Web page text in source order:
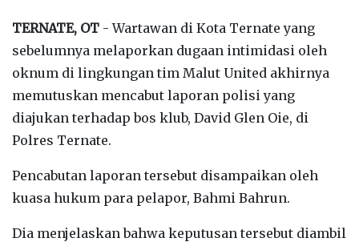
TERNATE, OT - Wartawan di Kota Ternate yang
sebelumnya melaporkan dugaan intimidasi oleh
oknum di lingkungan tim Malut United akhirnya
memutuskan mencabut laporan polisi yang
diajukan terhadap bos klub, David Glen Oie, di
Polres Ternate.
Pencabutan laporan tersebut disampaikan oleh
kuasa hukum para pelapor, Bahmi Bahrun.
Dia menjelaskan bahwa keputusan tersebut diambil